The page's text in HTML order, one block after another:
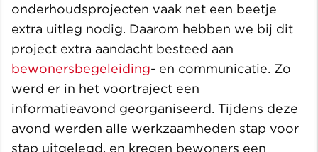
onderhoudsprojecten vaak net een beetje
extra uitleg nodig. Daarom hebben we bij dit
project extra aandacht besteed aan
bewonersbegeleiding- en communicatie. Zo
werd er in het voortraject een
informatieavond georganiseerd. Tijdens deze
avond werden alle werkzaamheden stap voor
stap uitgelegd, en kregen bewoners een